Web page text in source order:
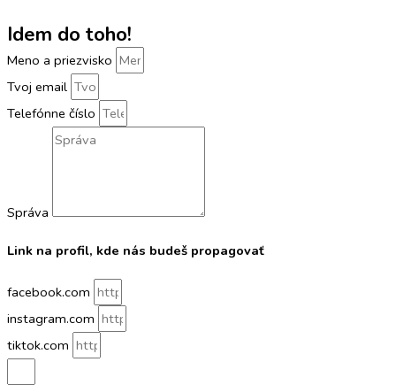
Idem do toho!
Meno a priezvisko
Tvoj email
Telefónne číslo
Správa
Link na profil, kde nás budeš propagovať
facebook.com
instagram.com
tiktok.com